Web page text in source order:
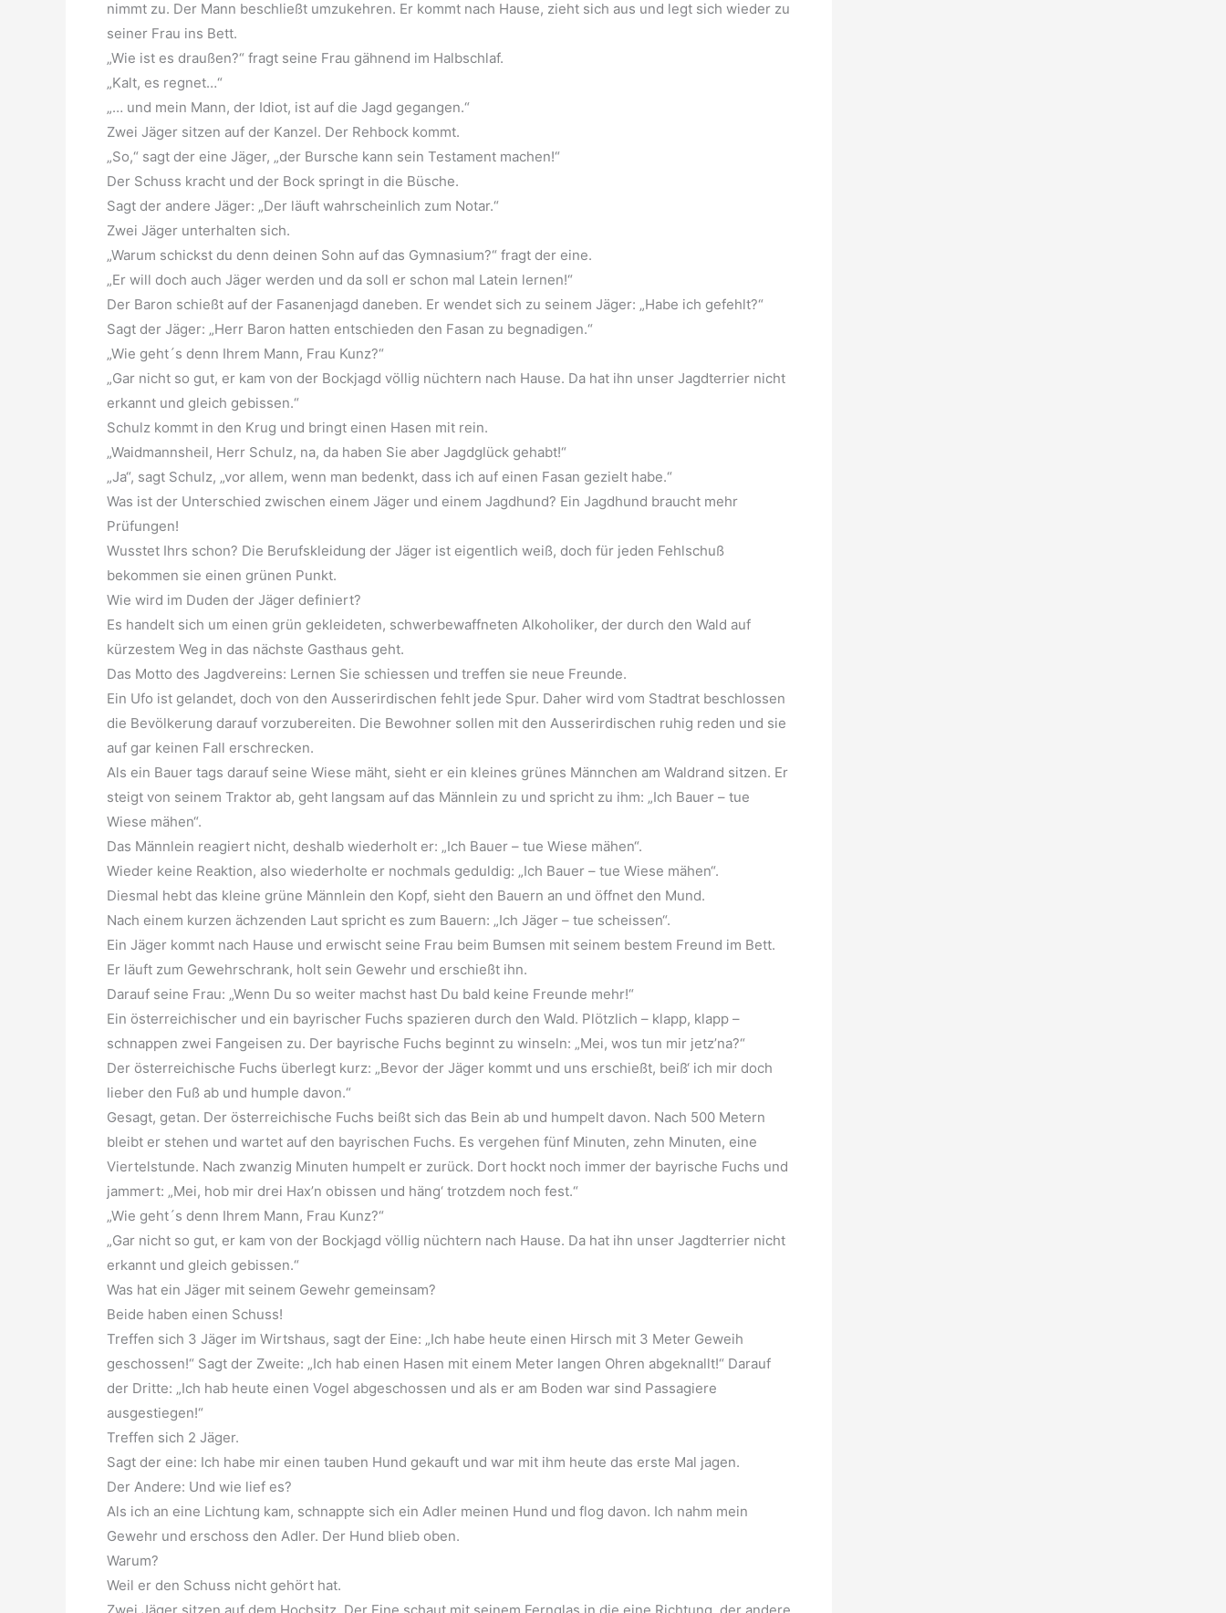
nimmt zu. Der Mann beschließt umzukehren. Er kommt nach Hause, zieht sich aus und legt sich wieder zu
seiner Frau ins Bett.
„Wie ist es draußen?“ fragt seine Frau gähnend im Halbschlaf.
„Kalt, es regnet…“
„… und mein Mann, der Idiot, ist auf die Jagd gegangen.“
Zwei Jäger sitzen auf der Kanzel. Der Rehbock kommt.
„So,“ sagt der eine Jäger, „der Bursche kann sein Testament machen!“
Der Schuss kracht und der Bock springt in die Büsche.
Sagt der andere Jäger: „Der läuft wahrscheinlich zum Notar.“
Zwei Jäger unterhalten sich.
„Warum schickst du denn deinen Sohn auf das Gymnasium?“ fragt der eine.
„Er will doch auch Jäger werden und da soll er schon mal Latein lernen!“
Der Baron schießt auf der Fasanenjagd daneben. Er wendet sich zu seinem Jäger: „Habe ich gefehlt?“
Sagt der Jäger: „Herr Baron hatten entschieden den Fasan zu begnadigen.“
„Wie geht´s denn Ihrem Mann, Frau Kunz?“
„Gar nicht so gut, er kam von der Bockjagd völlig nüchtern nach Hause. Da hat ihn unser Jagdterrier nicht
erkannt und gleich gebissen.“
Schulz kommt in den Krug und bringt einen Hasen mit rein.
„Waidmannsheil, Herr Schulz, na, da haben Sie aber Jagdglück gehabt!“
„Ja“, sagt Schulz, „vor allem, wenn man bedenkt, dass ich auf einen Fasan gezielt habe.“
Was ist der Unterschied zwischen einem Jäger und einem Jagdhund? Ein Jagdhund braucht mehr
Prüfungen!
Wusstet Ihrs schon? Die Berufskleidung der Jäger ist eigentlich weiß, doch für jeden Fehlschuß
bekommen sie einen grünen Punkt.
Wie wird im Duden der Jäger definiert?
Es handelt sich um einen grün gekleideten, schwerbewaffneten Alkoholiker, der durch den Wald auf
kürzestem Weg in das nächste Gasthaus geht.
Das Motto des Jagdvereins: Lernen Sie schiessen und treffen sie neue Freunde.
Ein Ufo ist gelandet, doch von den Ausserirdischen fehlt jede Spur. Daher wird vom Stadtrat beschlossen
die Bevölkerung darauf vorzubereiten. Die Bewohner sollen mit den Ausserirdischen ruhig reden und sie
auf gar keinen Fall erschrecken.
Als ein Bauer tags darauf seine Wiese mäht, sieht er ein kleines grünes Männchen am Waldrand sitzen. Er
steigt von seinem Traktor ab, geht langsam auf das Männlein zu und spricht zu ihm: „Ich Bauer – tue
Wiese mähen“.
Das Männlein reagiert nicht, deshalb wiederholt er: „Ich Bauer – tue Wiese mähen“.
Wieder keine Reaktion, also wiederholte er nochmals geduldig: „Ich Bauer – tue Wiese mähen“.
Diesmal hebt das kleine grüne Männlein den Kopf, sieht den Bauern an und öffnet den Mund.
Nach einem kurzen ächzenden Laut spricht es zum Bauern: „Ich Jäger – tue scheissen“.
Ein Jäger kommt nach Hause und erwischt seine Frau beim Bumsen mit seinem bestem Freund im Bett.
Er läuft zum Gewehrschrank, holt sein Gewehr und erschießt ihn.
Darauf seine Frau: „Wenn Du so weiter machst hast Du bald keine Freunde mehr!“
Ein österreichischer und ein bayrischer Fuchs spazieren durch den Wald. Plötzlich – klapp, klapp –
schnappen zwei Fangeisen zu. Der bayrische Fuchs beginnt zu winseln: „Mei, wos tun mir jetz’na?“
Der österreichische Fuchs überlegt kurz: „Bevor der Jäger kommt und uns erschießt, beiß‘ ich mir doch
lieber den Fuß ab und humple davon.“
Gesagt, getan. Der österreichische Fuchs beißt sich das Bein ab und humpelt davon. Nach 500 Metern
bleibt er stehen und wartet auf den bayrischen Fuchs. Es vergehen fünf Minuten, zehn Minuten, eine
Viertelstunde. Nach zwanzig Minuten humpelt er zurück. Dort hockt noch immer der bayrische Fuchs und
jammert: „Mei, hob mir drei Hax’n obissen und häng‘ trotzdem noch fest.“
„Wie geht´s denn Ihrem Mann, Frau Kunz?“
„Gar nicht so gut, er kam von der Bockjagd völlig nüchtern nach Hause. Da hat ihn unser Jagdterrier nicht
erkannt und gleich gebissen.“
Was hat ein Jäger mit seinem Gewehr gemeinsam?
Beide haben einen Schuss!
Treffen sich 3 Jäger im Wirtshaus, sagt der Eine: „Ich habe heute einen Hirsch mit 3 Meter Geweih
geschossen!“ Sagt der Zweite: „Ich hab einen Hasen mit einem Meter langen Ohren abgeknallt!“ Darauf
der Dritte: „Ich hab heute einen Vogel abgeschossen und als er am Boden war sind Passagiere
ausgestiegen!“
Treffen sich 2 Jäger.
Sagt der eine: Ich habe mir einen tauben Hund gekauft und war mit ihm heute das erste Mal jagen.
Der Andere: Und wie lief es?
Als ich an eine Lichtung kam, schnappte sich ein Adler meinen Hund und flog davon. Ich nahm mein
Gewehr und erschoss den Adler. Der Hund blieb oben.
Warum?
Weil er den Schuss nicht gehört hat.
Zwei Jäger sitzen auf dem Hochsitz. Der Eine schaut mit seinem Fernglas in die eine Richtung, der andere